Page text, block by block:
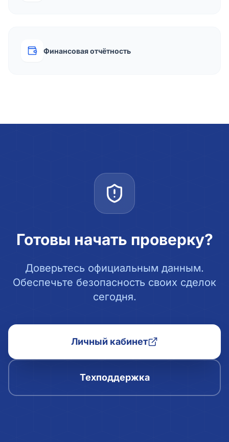
Финансовая отчётность
Готовы начать проверку?
Доверьтесь официальным данным.
Обеспечьте безопасность своих сделок
сегодня.
Личный кабинет
Техподдержка